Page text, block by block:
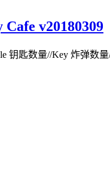
v20180309
钥匙数量//Key 炸弹数